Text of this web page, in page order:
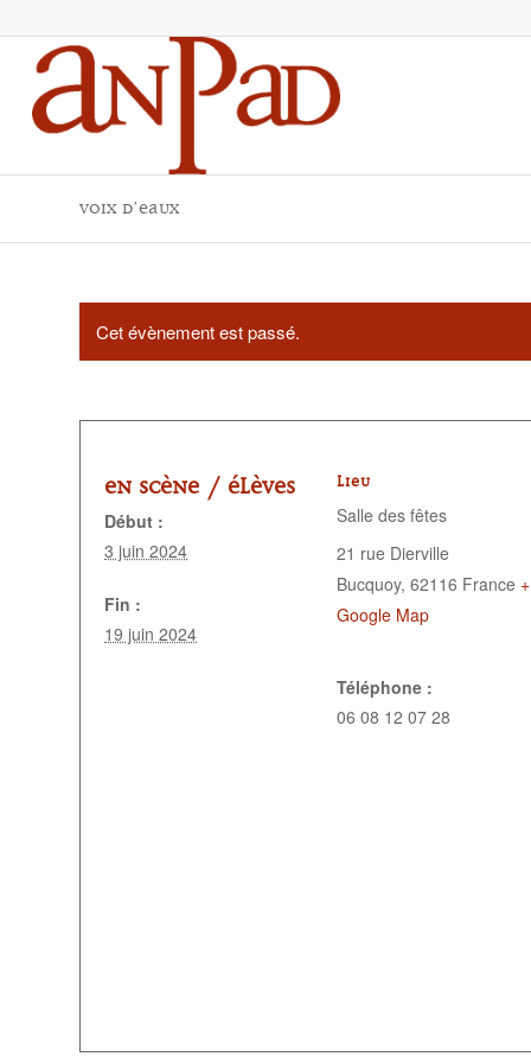
Voix d’eaux
Cet évènement est passé.
En scène / Élèves
Début :
3 juin 2024
Fin :
19 juin 2024
LIEU
Salle des fêtes
21 rue Dierville
Bucquoy, 62116 France +
Google Map
Téléphone :
06 08 12 07 28